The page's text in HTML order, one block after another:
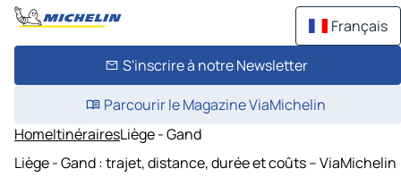
Français
S'inscrire à notre Newsletter
Parcourir le Magazine ViaMichelin
HomeItinérairesLiège - Gand
Liège - Gand : trajet, distance, durée et coûts – ViaMichelin